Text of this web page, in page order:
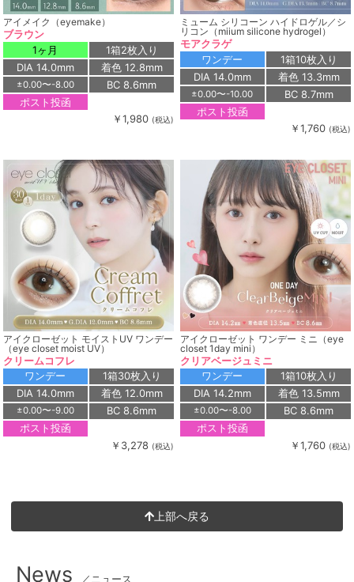
アイメイク（eyemake）
ブラウン
1ヶ月
1箱2枚入り
DIA 14.0mm
着色 12.8mm
±0.00〜-8.00
BC 8.6mm
ポスト投函
￥1,980 (税込)
ミューム シリコーン ハイドロゲル／シ
リコン（miium silicone hydrogel）
モアクラゲ
ワンデー
1箱10枚入り
DIA 14.0mm
着色 13.3mm
±0.00〜-10.00
BC 8.7mm
ポスト投函
￥1,760 (税込)
アイクローゼット モイストUV ワンデー
（eye closet moist UV）
クリームコフレ
ワンデー
1箱30枚入り
DIA 14.0mm
着色 12.0mm
±0.00〜-9.00
BC 8.6mm
ポスト投函
￥3,278 (税込)
アイクローゼット ワンデー ミニ（eye
closet 1day mini）
クリアベージュミニ
ワンデー
1箱10枚入り
DIA 14.2mm
着色 13.5mm
±0.00〜-8.00
BC 8.6mm
ポスト投函
￥1,760 (税込)
上部へ戻る
News ／ニュース